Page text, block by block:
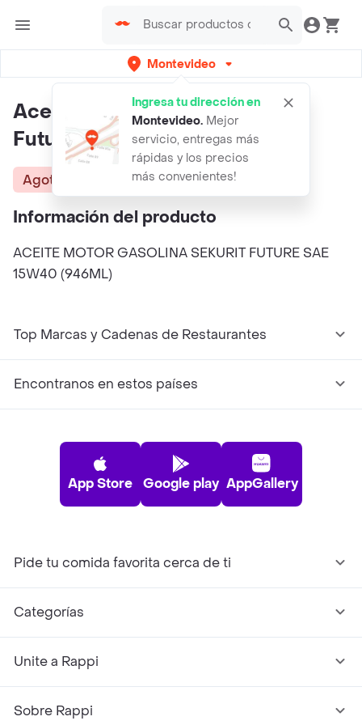
Montevideo
Ingresa tu dirección en
Montevideo. Mejor
servicio, entregas más
rápidas y los precios
más convenientes!
Aceite Motor Gasolina Sekurit
Future Sae 15w40 (946ml)
Agotado
Información del producto
ACEITE MOTOR GASOLINA SEKURIT FUTURE SAE
15W40 (946ML)
Top Marcas y Cadenas de Restaurantes
Encontranos en estos países
App Store Google play AppGallery
Pide tu comida favorita cerca de ti
Categorías
Unite a Rappi
Sobre Rappi